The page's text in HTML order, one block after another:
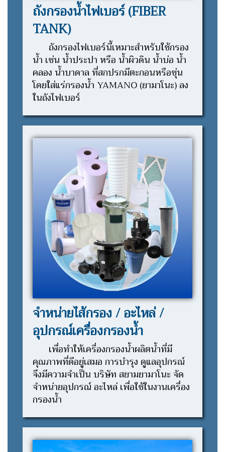
ถังกรองน้ำไฟเบอร์ (FIBER
TANK)
ถังกรองไฟเบอร์นี้เหมาะสำหรับใช้กรอง
น้ำ เช่น น้ำประปา หรือ น้ำผิวดิน น้ำบ่อ น้ำ
คลอง น้ำบาดาล ที่สกปรกมีตะกอนหรือขุ่น
โดยใส่แร่กรองน้ำ YAMANO (ยามาโนะ) ลง
ในถังไฟเบอร์
จำหน่ายไส้กรอง / อะไหล่ /
อุปกรณ์เครื่องกรองน้ำ
เพื่อทำให้เครื่องกรองน้ำผลิตน้ำที่มี
คุณภาพที่ดีอยู่เสมอ การบำรุง ดูแลอุปกรณ์
จึงมีความจำเป็น บริษัท สยามยามาโนะ จัด
จำหน่ายอุปกรณ์ อะไหล่ เพื่อใช้ในงานเครื่อง
กรองน้ำ